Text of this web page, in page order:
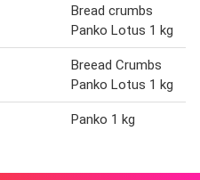
Bread crumbs
Panko Lotus 1 kg
Breead Crumbs
Panko Lotus 1 kg
Panko 1 kg